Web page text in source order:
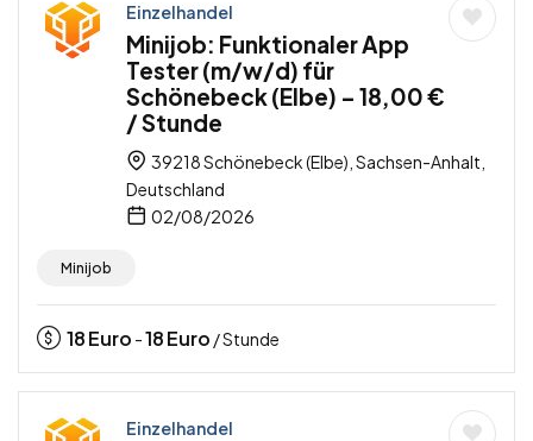
Einzelhandel
Minijob: Funktionaler App
Tester (m/w/d) für
Schönebeck (Elbe) – 18,00 €
/ Stunde
39218 Schönebeck (Elbe), Sachsen-Anhalt,
Deutschland
02/08/2026
Minijob
18Euro -18Euro / Stunde
Einzelhandel